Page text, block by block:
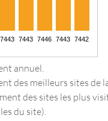
annuel.
des meilleurs sites de
des sites les plus
du site).